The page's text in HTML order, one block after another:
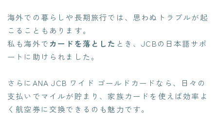
海外での暮らしや長期旅行では、思わぬトラブルが起
こることもあります。
私も海外でカードを落とした とき、JCBの日本語サポ
ートに助けられました。
さらにANA JCB ワイド ゴールドカードなら、日々の
支払いでマイルが貯まり、家族カードを使えば効率よ
く航空券に交換できるのも魅力です。